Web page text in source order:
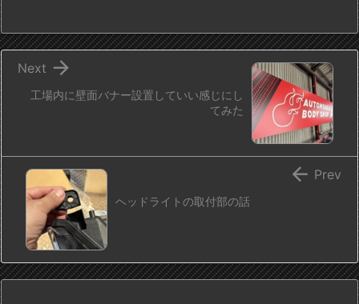
工場内に壁面バナー設置していい感じにし
てみた

Next
ヘッドライトの取付部の話
 Prev